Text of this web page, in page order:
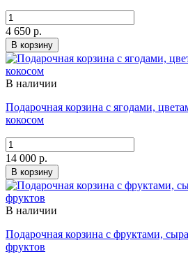
4 650 р.
В корзину
В наличии
Подарочная корзина с ягодами,
кокосом
14 000 р.
В корзину
В наличии
Подарочная корзина с фруктами,
фруктов